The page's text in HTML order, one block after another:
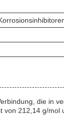
die in
212,14 g/